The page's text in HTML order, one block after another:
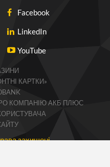
Facebook
LinkedIn
YouTube
КАРТКИ»
КОМПАНІЮ АКБ ПЛЮС
захищені